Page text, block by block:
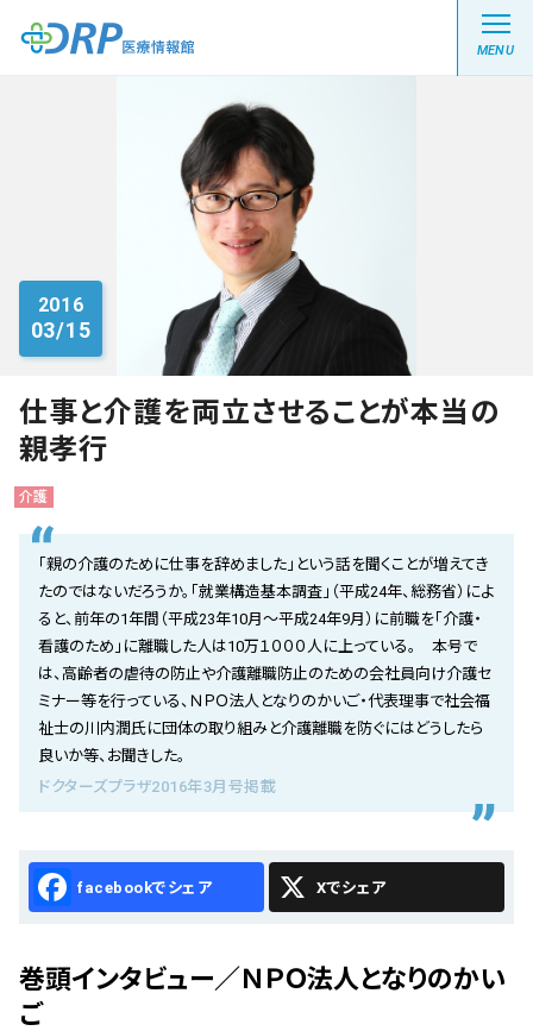
MENU
最新の注目記事
栄養健康レシピ
医療系学生記事
健康川柳
DRP医療情報館とは?
会社概要
お知らせ
お問い合わせ
2016
03/15
仕事と介護を両立させることが本当の
親孝行
介護
「親の介護のために仕事を辞めました」という話を聞くことが増えてき
たのではないだろうか。「就業構造基本調査」（平成24年、総務省）によ
ると、前年の1年間（平成23年10月〜平成24年9月）に前職を「介護・
看護のため」に離職した人は10万１０００人に上っている。 本号で
は、高齢者の虐待の防止や介護離職防止のための会社員向け介護セ
ミナー等を行っている、ＮＰＯ法人となりのかいご・代表理事で社会福
祉士の川内潤氏に団体の取り組みと介護離職を防ぐにはどうしたら
良いか等、お聞きした。
ドクターズプラザ2016年3月号掲載
Facebook X
巻頭インタビュー／ＮＰＯ法人となりのかい
ご